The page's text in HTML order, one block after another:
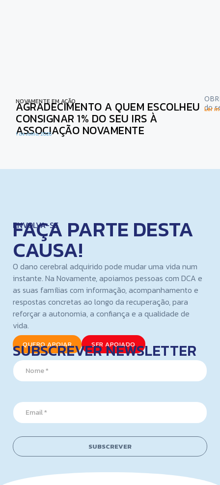
NOVAMENTE EM AÇÃO
AGRADECIMENTO A QUEM ESCOLHEU
CONSIGNAR 1% DO SEU IRS À
ASSOCIAÇÃO NOVAMENTE
1 de Julho, 2026
do
Ler
ENVOLVA-SE
FAÇA PARTE DESTA
CAUSA!
O dano cerebral adquirido pode mudar uma vida num
instante. Na Novamente, apoiamos pessoas com DCA e
as suas famílias com informação, acompanhamento e
respostas concretas ao longo da recuperação, para
reforçar a autonomia, a confiança e a qualidade de
vida.
QUERO APOIAR SER APOIADO
SUBSCREVER NEWSLETTER
E
m
a
E
m
a
l
N
e
N
a
m
E
m
a
l
*
SUBSCREVER